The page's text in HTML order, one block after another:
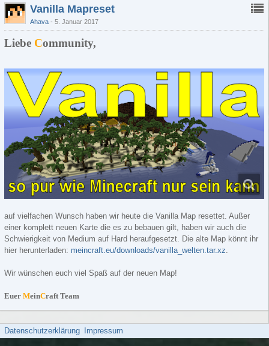
Vanilla Mapreset
Ahava 5. Januar 2017
Liebe Community,
auf vielfachen Wunsch haben wir heute die Vanilla Map resettet. Außer
einer komplett neuen Karte die es zu bebauen gilt, haben wir auch die
Schwierigkeit von Medium auf Hard heraufgesetzt. Die alte Map könnt ihr
hier herunterladen: meincraft.eu/downloads/vanilla_welten.tar.xz
Wir wünschen euch viel Spaß auf der neuen Map!
Euer MeinCraft Team
Datenschutzerklärung Impressum